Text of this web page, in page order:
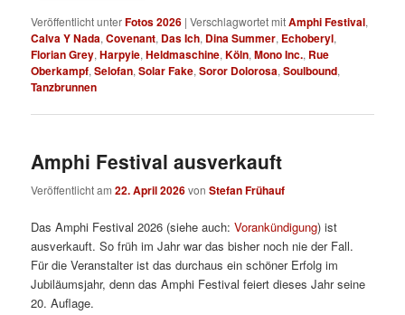
Veröffentlicht unterFotos 2026 |Verschlagwortet mitAmphi Festival,
Calva Y Nada,Covenant, Das Ich, Dina Summer, Echoberyl,
Florian Grey,Harpyie,Heldmaschine,Köln,Mono Inc., Rue
Oberkampf,Selofan,Solar Fake,Soror Dolorosa,Soulbound,
Tanzbrunnen
Amphi Festival ausverkauft
Veröffentlicht am22. April 2026vonStefan Frühauf
Das Amphi Festival 2026 (siehe auch:Vorankündigung) ist
ausverkauft. So früh im Jahr war das bisher noch nie der Fall.
Für die Veranstalter ist das durchaus ein schöner Erfolg im
Jubiläumsjahr, denn das Amphi Festival feiert dieses Jahr seine
20. Auflage.